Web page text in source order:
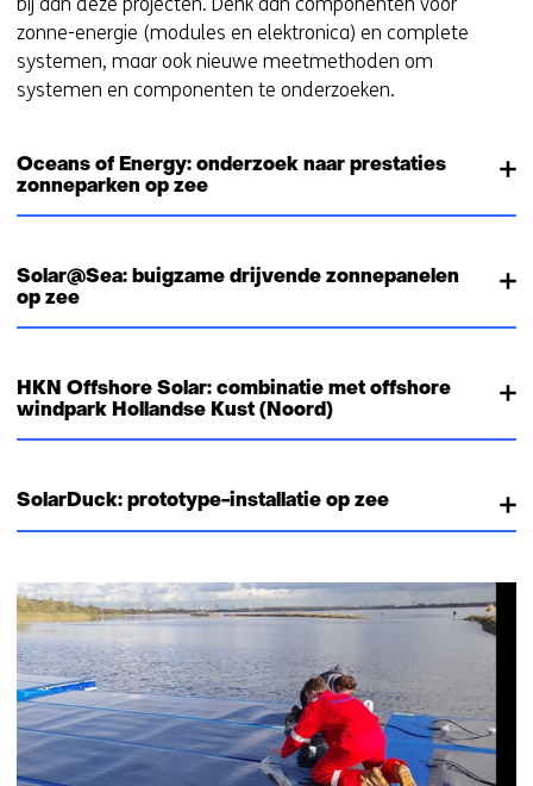
zonne-energie (modules en elektronica) en complete
systemen, maar ook nieuwe meetmethoden om
systemen en componenten te onderzoeken.
Oceans of Energy: onderzoek naar prestaties
zonneparken op zee
Solar@Sea: buigzame drijvende zonnepanelen
op zee
HKN Offshore Solar: combinatie met offshore
windpark Hollandse Kust (Noord)
SolarDuck: prototype-installatie op zee